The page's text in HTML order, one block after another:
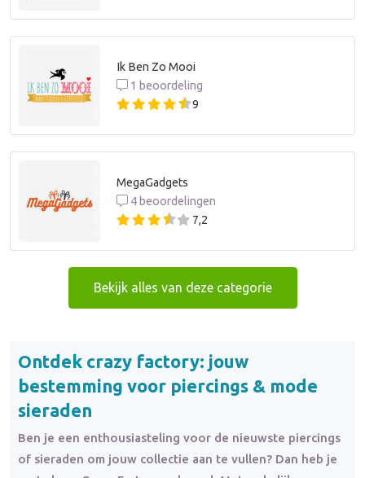
Ik Ben Zo Mooi
1 beoordeling
9
MegaGadgets
4 beoordelingen
7,2
Bekijk alles van deze categorie
Ontdek crazy factory: jouw
bestemming voor piercings & mode
sieraden
Ben je een enthousiasteling voor de nieuwste piercings
of sieraden om jouw collectie aan te vullen? Dan heb je